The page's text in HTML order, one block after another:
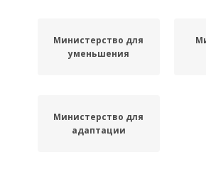
Министерство для
уменьшения
Министерство для
адаптации